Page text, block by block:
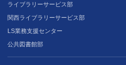
ライブラリーサービス部
関西ライブラリーサービス部
LS業務支援センター
公共図書館部